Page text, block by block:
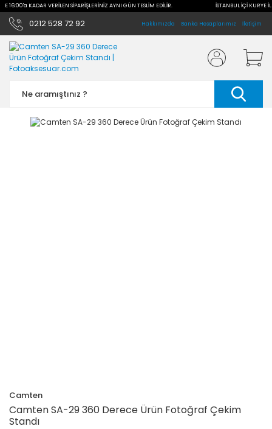
16:00'a KADAR VERİLEN SİPARİŞLERİNİZ AYNI GÜN TESLİM EDİLİR. İSTANBUL İÇİ KURYE
0212 528 72 92 Hakkımızda Banka Hesaplarımız İletişim
Camten
Camten SA-29 360 Derece Ürün Fotoğraf Çekim
Standı